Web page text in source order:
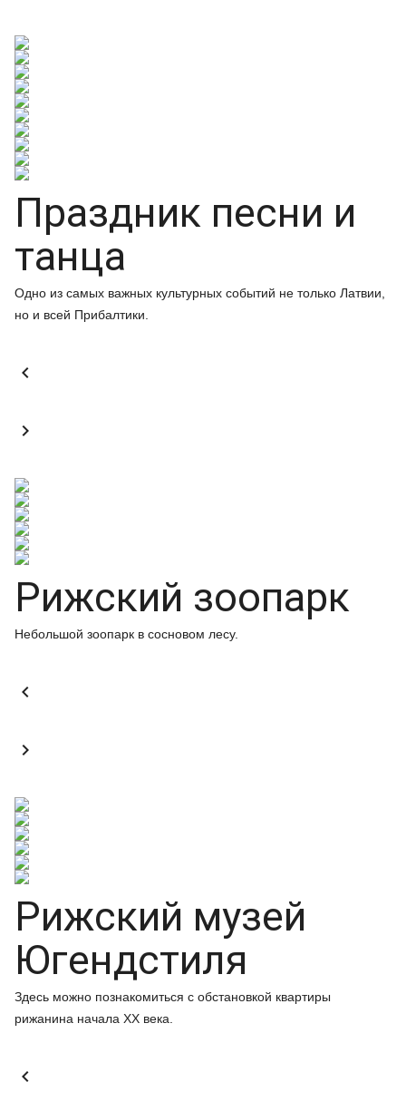
Праздник песни и
танца
Одно из самых важных культурных событий не только Латвии,
но и всей Прибалтики.


Рижский зоопарк
Небольшой зоопарк в сосновом лесу.


Рижский музей
Югендстиля
Здесь можно познакомиться с обстановкой квартиры
рижанина начала ХХ века.
